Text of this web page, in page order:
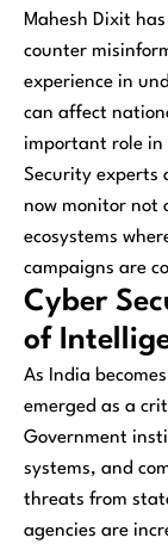
Mahesh Dixit
counter
experience in
can affect
important role
Security experts
now monitor not
ecosystems
campaigns are
Cyber
of
As India
emerged as a
Government
systems, and
threats from
agencies are